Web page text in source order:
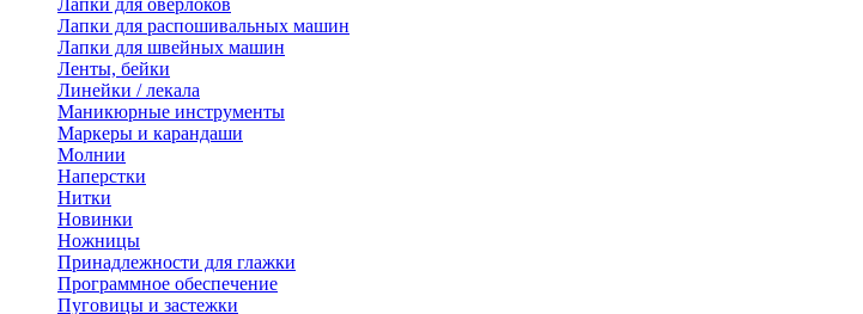
Лапки для оверлоков
Лапки для распошивальных машин
Лапки для швейных машин
Ленты, бейки
Линейки / лекала
Маникюрные инструменты
Маркеры и карандаши
Молнии
Наперстки
Нитки
Новинки
Ножницы
Принадлежности для глажки
Программное обеспечение
Пуговицы и застежки